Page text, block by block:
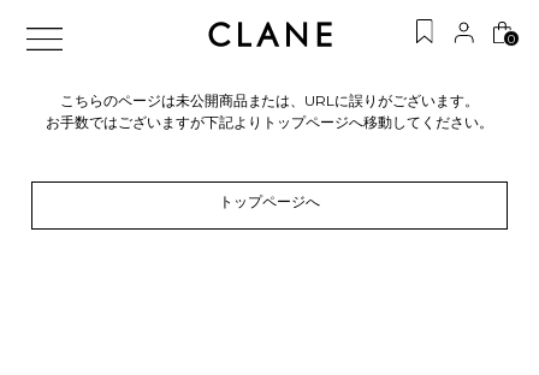
0
こちらのページは未公開商品または、URLに誤りがございます。
お手数ではございますが下記よりトップページへ移動してください。
トップページへ